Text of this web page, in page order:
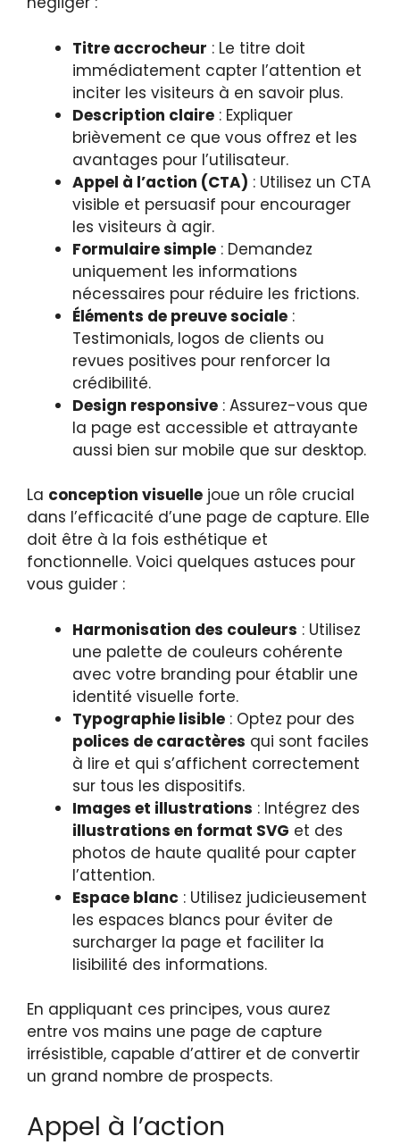
Titre accrocheur : Le titre doit
immédiatement capter l’attention et
inciter les visiteurs à en savoir plus.
Description claire : Expliquer
brièvement ce que vous offrez et les
avantages pour l’utilisateur.
Appel à l’action (CTA) : Utilisez un CTA
visible et persuasif pour encourager
les visiteurs à agir.
Formulaire simple : Demandez
uniquement les informations
nécessaires pour réduire les frictions.
Éléments de preuve sociale :
Testimonials, logos de clients ou
revues positives pour renforcer la
crédibilité.
Design responsive : Assurez-vous que
la page est accessible et attrayante
aussi bien sur mobile que sur desktop.
La conception visuelle joue un rôle crucial
dans l’efficacité d’une page de capture. Elle
doit être à la fois esthétique et
fonctionnelle. Voici quelques astuces pour
vous guider :
Harmonisation des couleurs : Utilisez
une palette de couleurs cohérente
avec votre branding pour établir une
identité visuelle forte.
Typographie lisible : Optez pour des
polices de caractères qui sont faciles
à lire et qui s’affichent correctement
sur tous les dispositifs.
Images et illustrations : Intégrez des
illustrations en format SVG et des
photos de haute qualité pour capter
l’attention.
Espace blanc : Utilisez judicieusement
les espaces blancs pour éviter de
surcharger la page et faciliter la
lisibilité des informations.
En appliquant ces principes, vous aurez
entre vos mains une page de capture
irrésistible, capable d’attirer et de convertir
un grand nombre de prospects.
Appel à l’action